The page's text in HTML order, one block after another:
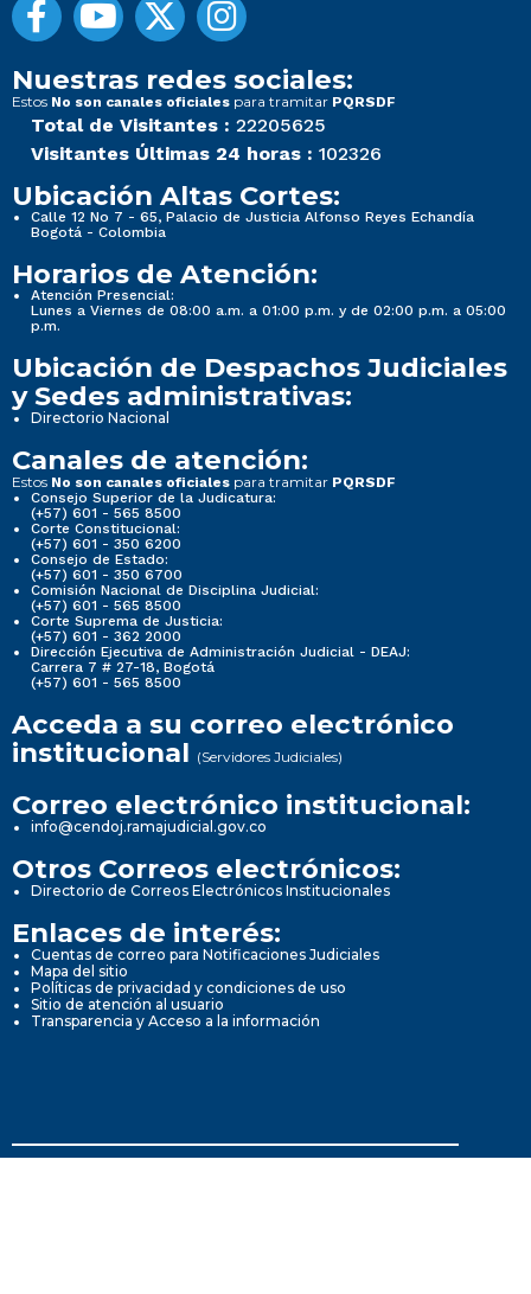
Nuestras redes sociales:
Estos No son canales oficiales para tramitar PQRSDF
Total de Visitantes : 22205625
Visitantes Últimas 24 horas : 102326
Ubicación Altas Cortes:
Calle 12 No 7 - 65, Palacio de Justicia Alfonso Reyes Echandía
Bogotá - Colombia
Horarios de Atención:
Atención Presencial:
Lunes a Viernes de 08:00 a.m. a 01:00 p.m. y de 02:00 p.m. a 05:00
p.m.
Ubicación de Despachos Judiciales
y Sedes administrativas:
Directorio Nacional
Canales de atención:
Estos No son canales oficiales para tramitar PQRSDF
Consejo Superior de la Judicatura:
(+57) 601 - 565 8500
Corte Constitucional:
(+57) 601 - 350 6200
Consejo de Estado:
(+57) 601 - 350 6700
Comisión Nacional de Disciplina Judicial:
(+57) 601 - 565 8500
Corte Suprema de Justicia:
(+57) 601 - 362 2000
Dirección Ejecutiva de Administración Judicial - DEAJ:
Carrera 7 # 27-18, Bogotá
(+57) 601 - 565 8500
Acceda a su correo electrónico
institucional (Servidores Judiciales)
Correo electrónico institucional:
info@cendoj.ramajudicial.gov.co
Otros Correos electrónicos:
Directorio de Correos Electrónicos Institucionales
Enlaces de interés:
Cuentas de correo para Notificaciones Judiciales
Mapa del sitio
Políticas de privacidad y condiciones de uso
Sitio de atención al usuario
Transparencia y Acceso a la información